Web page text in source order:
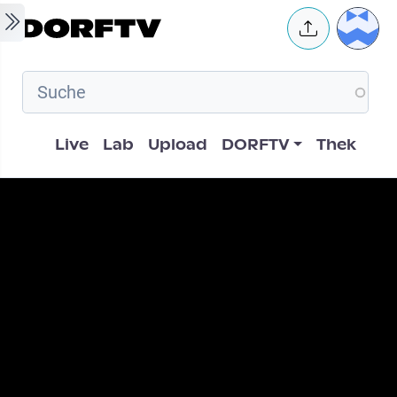
Skip to main content User
Hauptnavigation
Live Lab Upload DORFTV Thek